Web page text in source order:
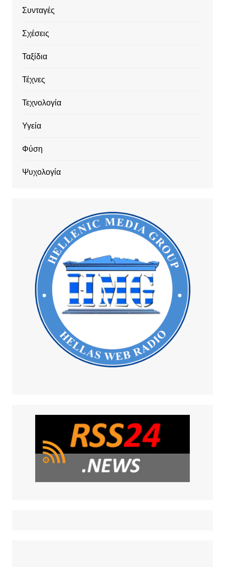
Συνταγές
Σχέσεις
Ταξίδια
Τέχνες
Τεχνολογία
Υγεία
Φύση
Ψυχολογία